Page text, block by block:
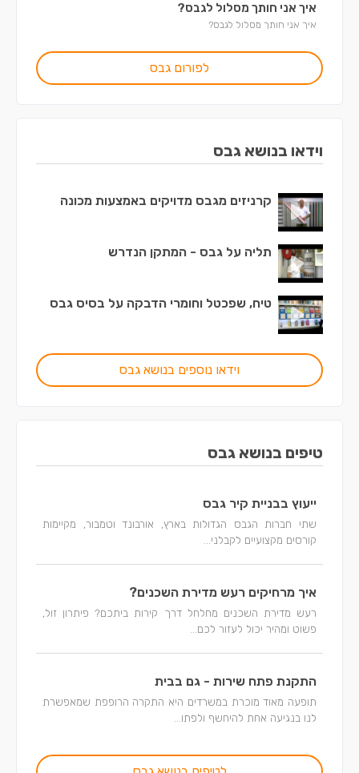
איך אני חותך מסלול לגבס?
איך אני חותך מסלול לגבס?
לפורום גבס
וידאו בנושא גבס
קרניזים מגבס מדויקים באמצעות מכונה
תליה על גבס - המתקן הנדרש
טיח, שפכטל וחומרי הדבקה על בסיס גבס
וידאו נוספים בנושא גבס
טיפים בנושא גבס
ייעוץ בבניית קיר גבס
שתי חברות הגבס הגדולות בארץ, אורבונד וטמבור, מקיימות
קורסים מקצועיים לקבלני...
איך מרחיקים רעש מדירת השכנים?
רעש מדירת השכנים מחלחל דרך קירות ביתכם? פיתרון זול,
פשוט ומהיר יכול לעזור לכם...
התקנת פתח שירות - גם בבית
תופעה מאוד מוכרת במשרדים היא התקרה הרופפת שמאפשרת
לנו בנגיעה אחת להיחשף ולפתו...